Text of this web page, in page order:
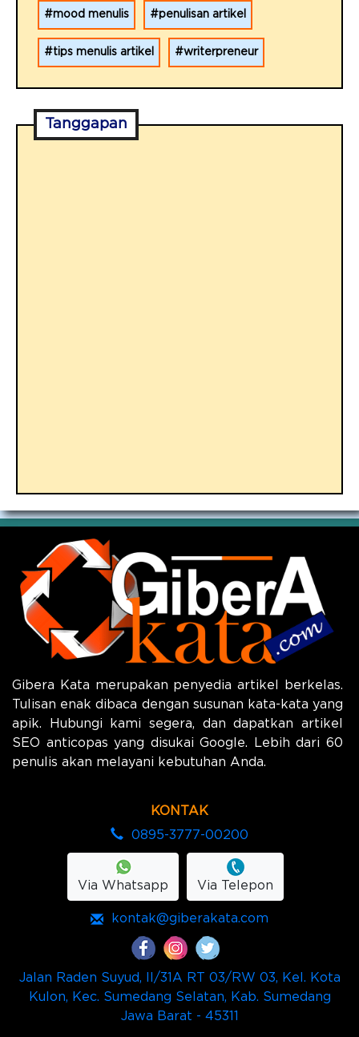
mood menulis penulisan artikel
tips menulis artikel writerpreneur
Tanggapan
Gibera Kata merupakan penyedia artikel berkelas.
Tulisan enak dibaca dengan susunan kata-kata yang
apik. Hubungi kami segera, dan dapatkan artikel
SEO anticopas yang disukai Google. Lebih dari 60
penulis akan melayani kebutuhan Anda.
KONTAK
0895-3777-00200
Via Whatsapp Via Telepon
kontak@giberakata.com
Jalan Raden Suyud, II/31A RT 03/RW 03, Kel. Kota
Kulon, Kec. Sumedang Selatan, Kab. Sumedang
Jawa Barat - 45311